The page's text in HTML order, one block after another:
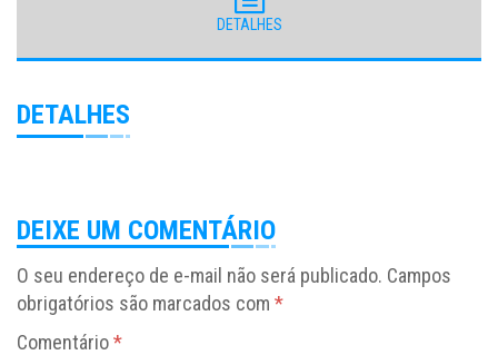
DETALHES
DETALHES
DEIXE UM COMENTÁRIO
O seu endereço de e-mail não será publicado. Campos
obrigatórios são marcados com *
Comentário*